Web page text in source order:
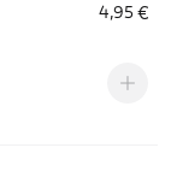
4,95 €